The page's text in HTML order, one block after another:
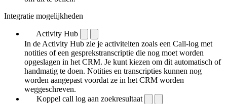
Integratie mogelijkheden
Activity Hub
In de Activity Hub zie je activiteiten zoals een Call-log met
notities of een gespreks­transcriptie die nog moet worden
opgeslagen in het CRM. Je kunt kiezen om dit automatisch of
handmatig te doen. Notities en transcripties kunnen nog
worden aangepast voordat ze in het CRM worden
weggeschreven.
Koppel call log aan zoekresultaat